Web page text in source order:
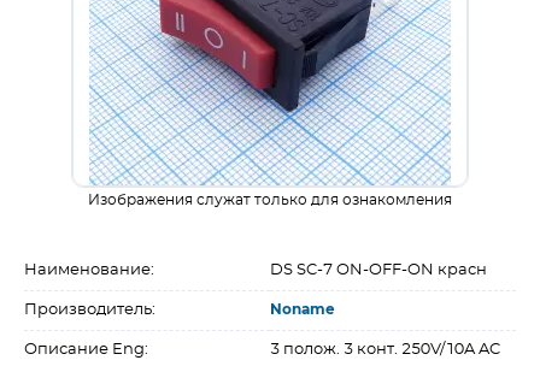
Изображения служат только для ознакомления
Наименование: DS SC-7 ON-OFF-ON красн
Производитель: Noname
Описание Eng: 3 полож. 3 конт. 250V/10A AC